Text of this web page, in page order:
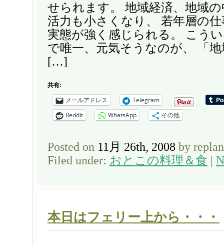
せられます。 地域経済、地域
活力も小さくなり、 若年層の
実態が強く感じられる。 こう
で唯一、元気そうなのが、 「
[…]
共有:
メールアドレス
Telegram
Reddit
WhatsApp その他
Posted on 11月 26th, 2008 by
Filed under: おとこの料理＆食
本日はフェリー上から・・・